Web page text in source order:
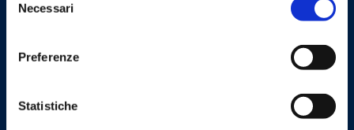
delNecessari
Preferenze
Statistiche